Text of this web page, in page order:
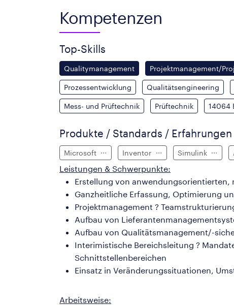
Kompetenzen
Top-Skills
Qualitymanagement Projektmanagement/
Prozessentwicklung Qualitätsengineering
Mess- und Prüftechnik Prüftechnik 14064
Produkte / Standards /
Microsoft Inventor Simulink
Leistungen & Schwerpunkte:
Erstellung von anwendungsorientierten,
Ganzheitliche Erfassung, Optimierung
Projektmanagement ?
Aufbau von
Aufbau von Qualitätsmanagement/-
Interimistische Bereichsleitung ?
Schnittstellenbereichen
Einsatz in Veränderungssituationen,
Arbeitsweise: